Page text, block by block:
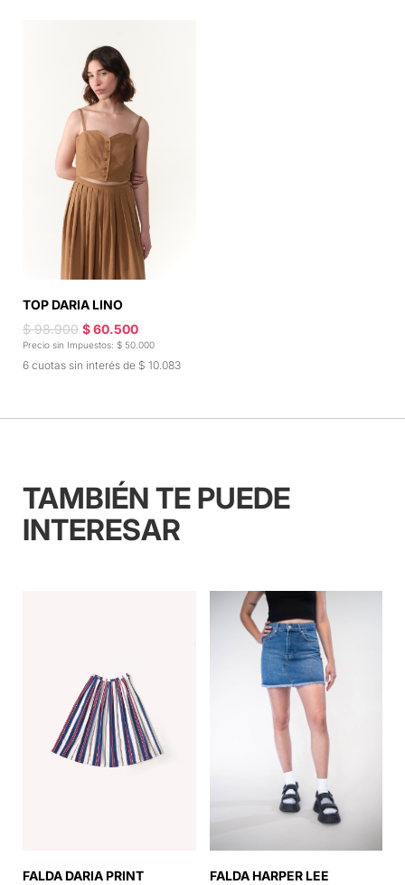
TOP DARIA LINO
$ 98.900 $ 60.500
Precio sin Impuestos: $ 50.000
6 cuotas sin interés de $ 10.083
TAMBIÉN TE PUEDE
INTERESAR
FALDA DARIA PRINT
FALDA HARPER LEE